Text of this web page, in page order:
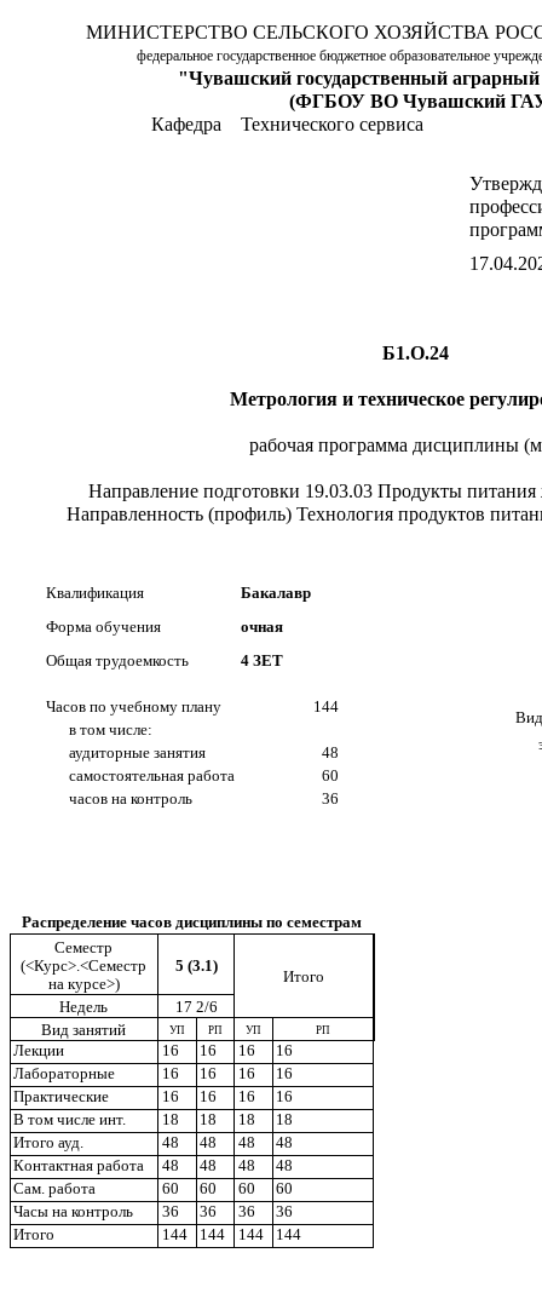
МИНИСТЕРСТВО СЕЛЬСКОГО ХОЗЯЙСТВА
федеральное государственное бюджетное образовательное
"Чувашский государственный аграрный
(ФГБОУ ВО Чувашский
Технического сервиса
Кафедра
Б1.О.24
Метрология и техническое
Направление подготовки 19.03.03 Продукты
Направленность (профиль) Технология продуктов
рабочая программа дисциплины
часов на контроль 36
самостоятельная работа 60
аудиторные занятия 48
Общая трудоемкость
Часов по учебному плану
4 ЗЕТ
Форма обучения очная
Квалификация Бакалавр
144
в том числе:
Распределение часов дисциплины по семестрам
Семестр
(<Курс>.<Семестр
на курсе>)
5 (3.1)
Итого
Недель
17 2/6
Вид занятий
УП РП УП РП
Лекции 16 16 16
16
Лабораторные
16 16 16
16
Практические
16 16 16
16
В том числе инт.
18 18 18
18
Итого ауд.
48 48 48
48
Кoнтактная рабoта
48 48 48
48
Сам. работа
60 60 60
60
Часы на контроль
36 36 36
36
Итого
144 144 144 144